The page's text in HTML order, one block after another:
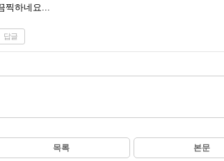
찍하네요...
답글
목록 본문